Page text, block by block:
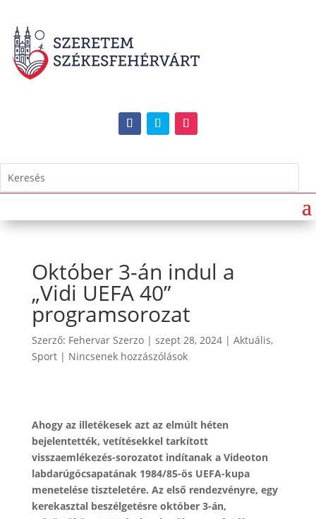
Október 3-án indul a
„Vidi UEFA 40”
programsorozat
Szerző: Fehervar Szerzo| szept 28, 2024| Aktuális,
Sport| Nincsenek hozzászólások
Ahogy az illetékesek azt az elmúlt héten
bejelentették, vetítésekkel tarkított
visszaemlékezés-sorozatot indítanak a Videoton
labdarúgócsapatának 1984/85-ös UEFA-kupa
menetelése tiszteletére. Az első rendezvényre, egy
kerekasztal beszélgetésre október 3-án,